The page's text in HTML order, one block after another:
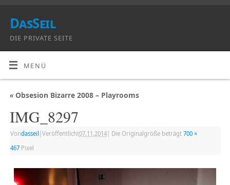
DasSeil
DIE PRIVATE SEITE
MENÜ
«Obsesion Bizarre 2008 – Playrooms
IMG_8297
Vondasseil Veröffentlicht07.11.2014| Die Originalgröße beträgt 700 ×
467Pixel